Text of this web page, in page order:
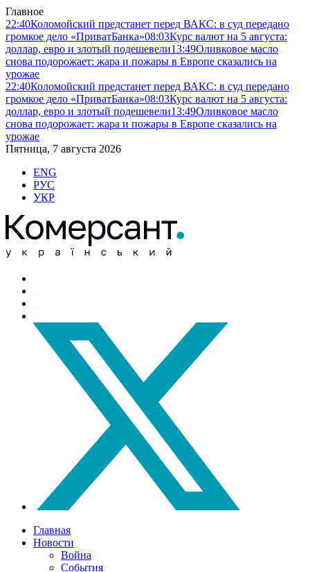
Главное
22:40Коломойский предстанет перед ВАКС: в суд передано
громкое дело «ПриватБанка»08:03Курс валют на 5 августа:
доллар, евро и злотый подешевели13:49Оливковое масло
снова подорожает: жара и пожары в Европе сказались на
урожае
22:40Коломойский предстанет перед ВАКС: в суд передано
громкое дело «ПриватБанка»08:03Курс валют на 5 августа:
доллар, евро и злотый подешевели13:49Оливковое масло
снова подорожает: жара и пожары в Европе сказались на
урожае
Пятница, 7 августа 2026
ENG
РУС
УКР
Главная
Новости
Война
События